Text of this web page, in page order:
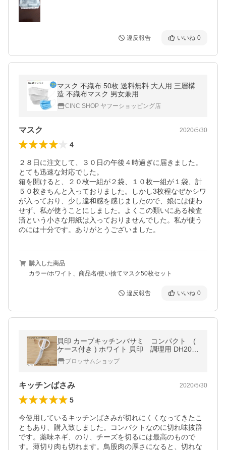
違反報告 いいね 0
マスク 不織布 50枚 送料無料 大人用 三層構
造 不織布マスク 男女兼用
CINC SHOP ヤフーショッピング店
マスク 2020/5/30
4
２８日に注文して、３０日の午後４時過ぎに届きました。
とても迅速な対応でした。
箱を開けると、２０枚一組が２袋、１０枚一組が１袋、計
５０枚きちんと入っておりました。しかし3枚程なぜかシワ
が入っており、少し違和感を感じましたので、娘には使わ
せず、私が使うことにしました。よくこの類いにある検査
済という小さな用紙は入っておりませんでした。私が使う
のには十分です。ありがとうございました。
購入した商品
カラー/ホワイト、商品名/使い捨てマスク50枚セット
違反報告 いいね 0
貝印 カーブキッチンバサミ コンパクト (
ケース付き ) ホワイト 貝印 調理用 DH205
1
ブロッサムショップ
キッチンばさみ 2020/5/30
5
今使用しているキッチンばさみが切れにくくなってきたこ
ともあり、購入致しました。コンパクトなのに切れ味抜群
です。薬味ネギ、のり、チーズを切るには最高のもので
す。薄切り肉も切れます。鳥股肉の厚さになると、切れな